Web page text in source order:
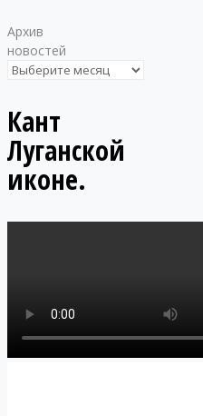
Архив
новостей
Кант
Луганской
иконе.